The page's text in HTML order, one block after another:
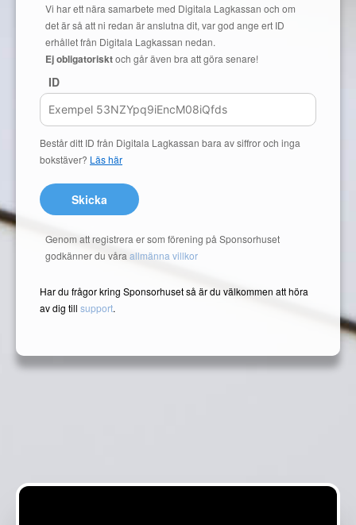
Vi har ett nära samarbete med Digitala Lagkassan och om
det är så att ni redan är anslutna dit, var god ange ert ID
erhållet från Digitala Lagkassan nedan.
Ej obligatorisktoch går även bra att göra senare!
ID
Består ditt ID från Digitala Lagkassan bara av siffror och inga
bokstäver? Läs här
Skicka
Genom att registrera er som förening på Sponsorhuset
godkänner du våra allmänna villkor
Har du frågor kring Sponsorhuset så är du välkommen att höra
av dig till support.